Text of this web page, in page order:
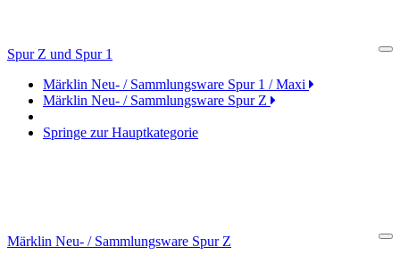
Spur Z und Spur 1
Märklin Neu- / Sammlungsware Spur 1 / Maxi
Märklin Neu- / Sammlungsware Spur Z
Springe zur Hauptkategorie
Märklin Neu- / Sammlungsware Spur Z